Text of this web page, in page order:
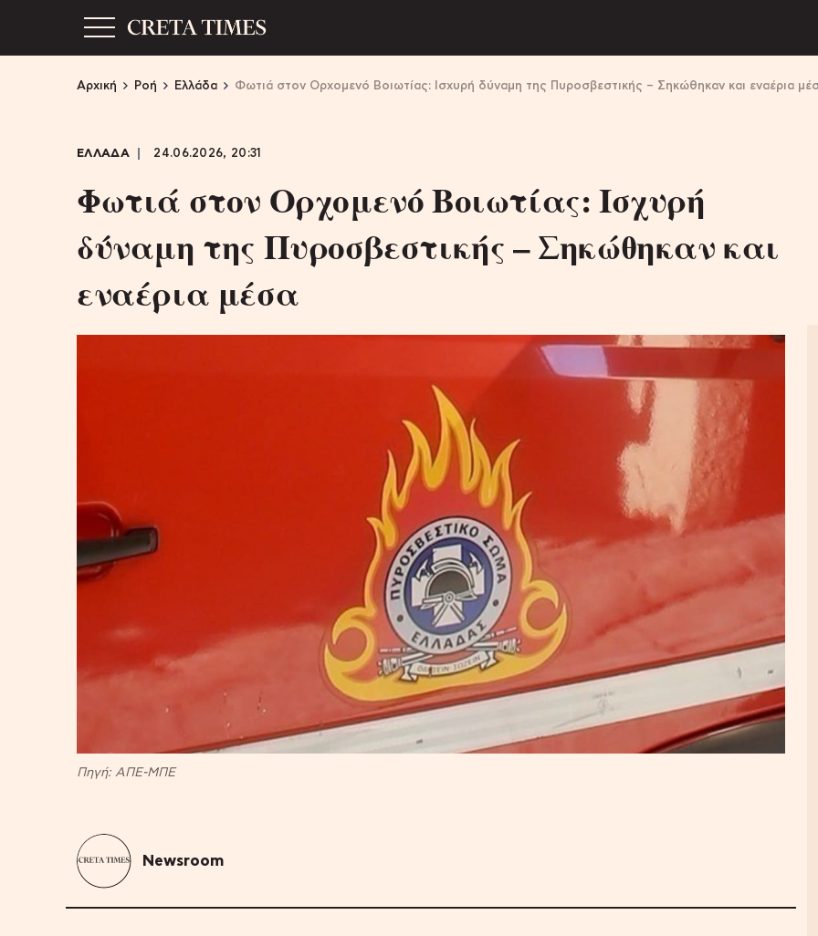
Αρχική Ροή Ελλάδα Φωτιά στον Ορχομενό Βοιωτίας: Ισχυρή δύναμη της Πυροσβεστικής – Σηκώθηκαν και εναέρια
ΕΛΛΑΔΑ 24.06.2026, 20:31
Φωτιά στον Ορχομενό Βοιωτίας: Ισχυρή
δύναμη της Πυροσβεστικής – Σηκώθηκαν και
εναέρια μέσα
Πηγή: ΑΠΕ-ΜΠΕ
Newsroom